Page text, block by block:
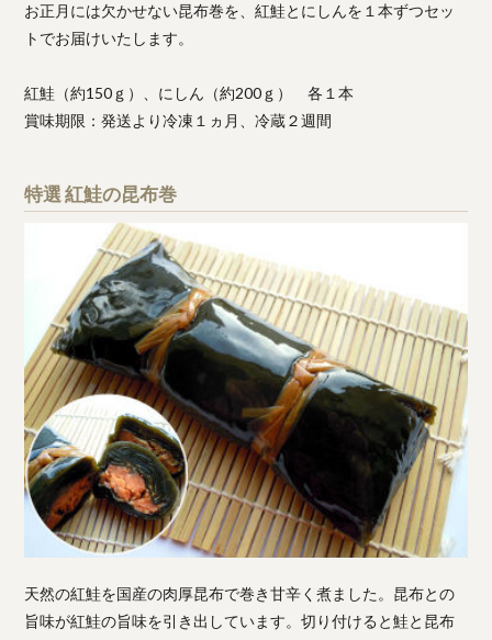
お正月には欠かせない昆布巻を、紅鮭とにしんを１本ずつセッ
トでお届けいたします。
紅鮭（約150ｇ）、にしん（約200ｇ） 各１本
賞味期限：発送より冷凍１ヵ月、冷蔵２週間
特選 紅鮭の昆布巻
天然の紅鮭を国産の肉厚昆布で巻き甘辛く煮ました。昆布との
旨味が紅鮭の旨味を引き出しています。切り付けると鮭と昆布